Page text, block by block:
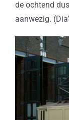
de ochtend
aanwezig.